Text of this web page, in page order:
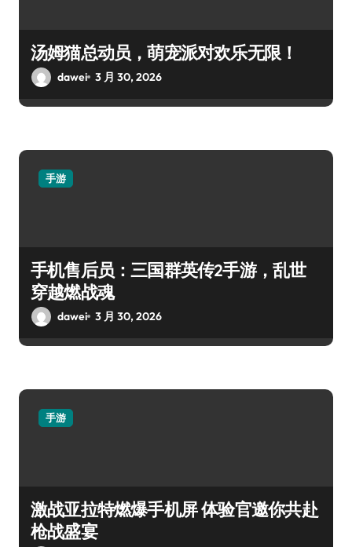
汤姆猫总动员，萌宠派对欢乐无限！
dawei 3 月 30, 2026
手游
手机售后员：三国群英传2手游，乱世
穿越燃战魂
dawei 3 月 30, 2026
手游
激战亚拉特燃爆手机屏 体验官邀你共赴
枪战盛宴